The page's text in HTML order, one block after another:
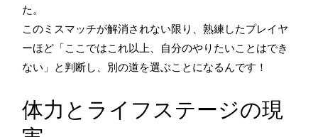
た。
このミスマッチが解消されない限り、熟練したプレイヤ
ーほど「ここではこれ以上、自分のやりたいことはでき
ない」と判断し、別の道を選ぶことになるんです！
体力とライフステージの現